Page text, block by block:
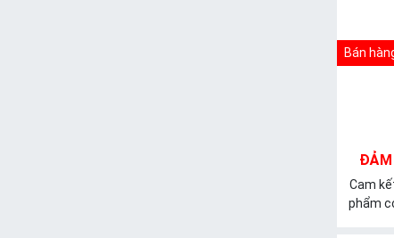
Bán
ĐẢM
Cam
phẩm